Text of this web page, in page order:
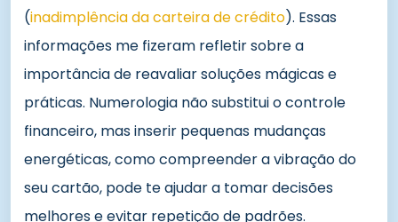
(inadimplência da carteira de crédito). Essas
informações me fizeram refletir sobre a
importância de reavaliar soluções mágicas e
práticas. Numerologia não substitui o controle
financeiro, mas inserir pequenas mudanças
energéticas, como compreender a vibração do
seu cartão, pode te ajudar a tomar decisões
melhores e evitar repetição de padrões.